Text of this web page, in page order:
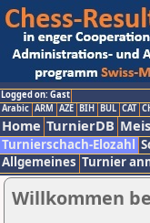
Logged on: Gast
Arabic ARM AZE BIH BUL CAT
Home TurnierDB
Turnierschach-Elozahl
Allgemeines Turnier
Willkommen